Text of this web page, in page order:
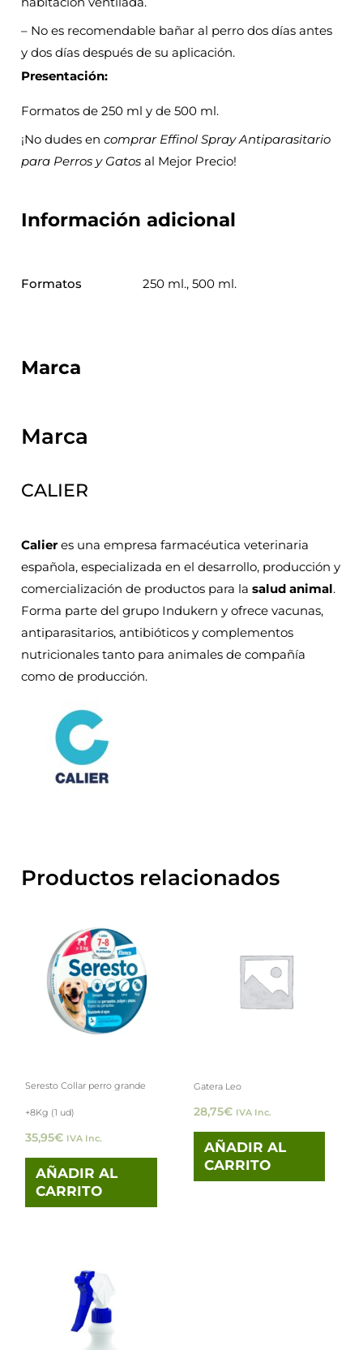
– No es recomendable bañar al perro dos días antes
y dos días después de su aplicación.
Presentación:
Formatos de 250 ml y de 500 ml.
¡No dudes encomprar Effinol Spray Antiparasitario
para Perros y Gatos al Mejor Precio!
Información adicional
Formatos 250 ml., 500 ml.
Marca
Marca
CALIER
Calieres una empresa farmacéutica veterinaria
española, especializada en el desarrollo, producción y
comercialización de productos para lasalud animal.
Forma parte del grupo Indukern y ofrece vacunas,
antiparasitarios, antibióticos y complementos
nutricionales tanto para animales de compañía
como de producción.
Productos relacionados
Seresto Collar perro grande
+8Kg (1 ud)
35,95€ IVA Inc.
AÑADIR AL
CARRITO
Gatera Leo
28,75€ IVA Inc.
AÑADIR AL
CARRITO